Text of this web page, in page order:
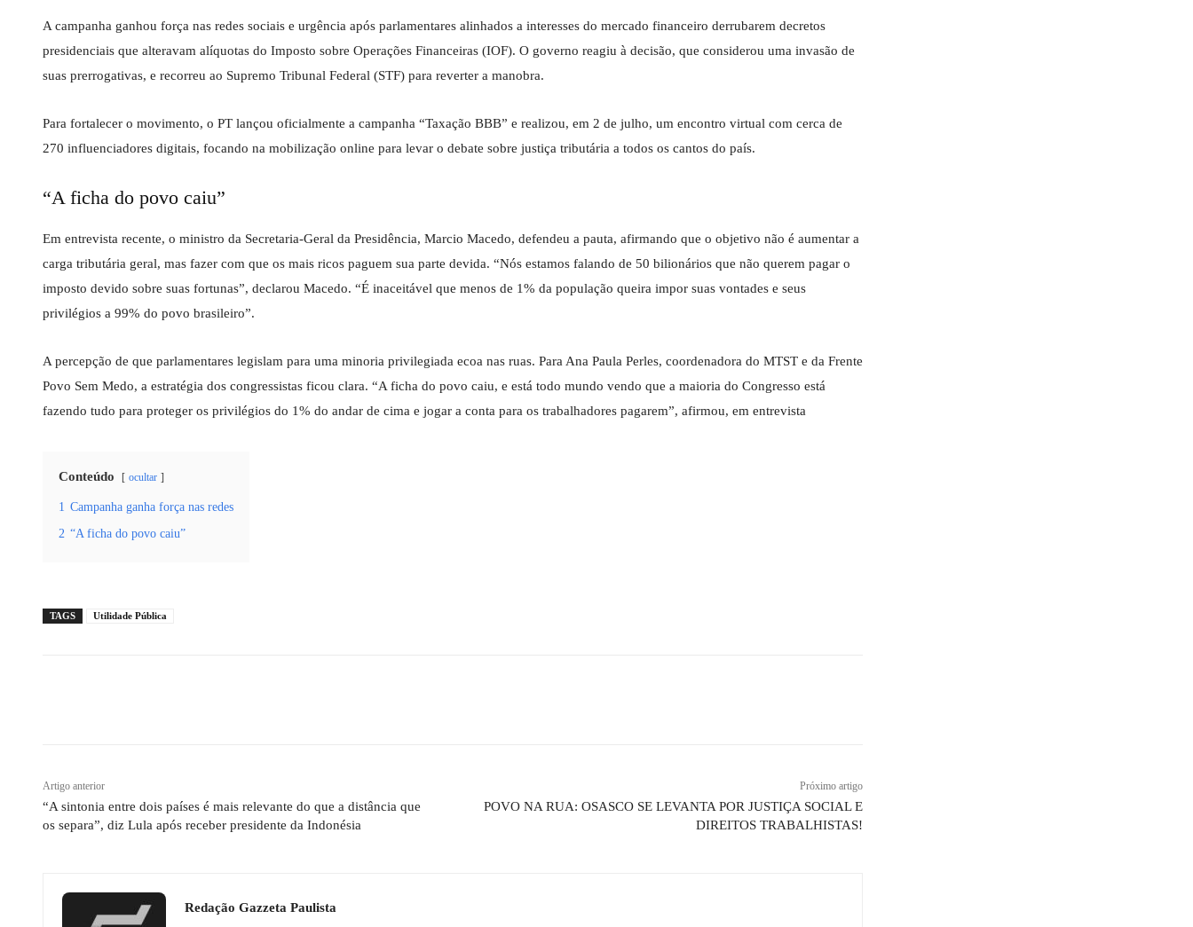
A campanha ganhou força nas redes sociais e urgência após parlamentares alinhados a interesses do mercado financeiro derrubarem decretos
presidenciais que alteravam alíquotas do Imposto sobre Operações Financeiras (IOF). O governo reagiu à decisão, que considerou uma invasão de
suas prerrogativas, e recorreu ao Supremo Tribunal Federal (STF) para reverter a manobra.
Para fortalecer o movimento, o PT lançou oficialmente a campanha “Taxação BBB” e realizou, em 2 de julho, um encontro virtual com cerca de
270 influenciadores digitais, focando na mobilização online para levar o debate sobre justiça tributária a todos os cantos do país.
“A ficha do povo caiu”
Em entrevista recente, o ministro da Secretaria-Geral da Presidência, Marcio Macedo, defendeu a pauta, afirmando que o objetivo não é aumentar a
carga tributária geral, mas fazer com que os mais ricos paguem sua parte devida. “Nós estamos falando de 50 bilionários que não querem pagar o
imposto devido sobre suas fortunas”, declarou Macedo. “É inaceitável que menos de 1% da população queira impor suas vontades e seus
privilégios a 99% do povo brasileiro”.
A percepção de que parlamentares legislam para uma minoria privilegiada ecoa nas ruas. Para Ana Paula Perles, coordenadora do MTST e da Frente
Povo Sem Medo, a estratégia dos congressistas ficou clara. “A ficha do povo caiu, e está todo mundo vendo que a maioria do Congresso está
fazendo tudo para proteger os privilégios do 1% do andar de cima e jogar a conta para os trabalhadores pagarem”, afirmou, em entrevista
Conteúdo ocultar
1 Campanha ganha força nas redes
2 “A ficha do povo caiu”
TAGS Utilidade Pública
Artigo anterior
“A sintonia entre dois países é mais relevante do que a distância que
os separa”, diz Lula após receber presidente da Indonésia
Próximo artigo
POVO NA RUA: OSASCO SE LEVANTA POR JUSTIÇA SOCIAL E
DIREITOS TRABALHISTAS!
Redação Gazzeta Paulista